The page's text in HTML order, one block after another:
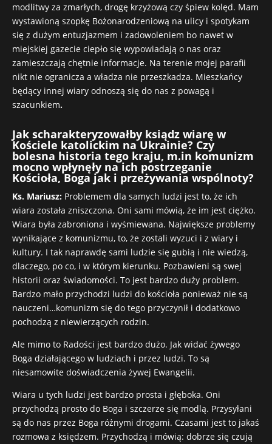
modlitwy za zmarłych, drogę krzyżową czy śpiew kolęd. Mam
wystawioną szopkę Bożonarodzeniową na ulicy i spotykam
się z dużym entuzjazmem i zadowoleniem bo nawet w
miejskiej gazecie ciepło się wypowiadają o nas oraz
zamieszczają chętnie informacje. Na terenie mojej parafii
nikt nie ogranicza a władza nie przeszkadza. Mieszkańcy
będący innej wiary odnoszą się do nas z powagą i
szacunkiem.
Jak scharakteryzowałby ksiądz wiarę w
Kościele katolickim na Ukrainie? Czy
bolesna historia tego kraju, m.in komunizm
mocno wpłynęły na ich postrzeganie
Kościoła, Boga jak i przeżywania wspólnoty?
Ks. Mariusz: Problemem dla samych ludzi jest to, że ich
wiara została zniszczona. Oni sami mówią, że im jest ciężko.
Wiara była zabroniona i wyśmiewana. Największe problemy
wynikające z komunizmu, to, że zostali wyzuci i z wiary i
kultury. I tak naprawdę sami ludzie się gubią i nie wiedzą,
dlaczego, po co, i w którym kierunku. Pozbawieni są swej
historii oraz świadomości. To jest bardzo duży problem.
Bardzo mało przychodzi ludzi do kościoła ponieważ nie są
nauczeni…komunizm się do tego przyczynił i dodatkowo
pochodzą z niewierzących rodzin.
Ale mimo to Radości jest bardzo dużo. Jak widać żywego
Boga działającego w ludziach i przez ludzi. To są
niesamowite doświadczenia żywej Ewangelii.
Wiara u tych ludzi jest bardzo prosta i głęboka. Oni
przychodzą prosto do Boga i szczerze się modlą. Przysyłani
są do nas przez Boga różnymi drogami. Czasami jest to jakaś
rozmowa z księdzem. Przychodzą i mówią: dobrze się czują